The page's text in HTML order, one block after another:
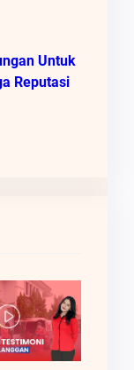
Untuk
Reputasi